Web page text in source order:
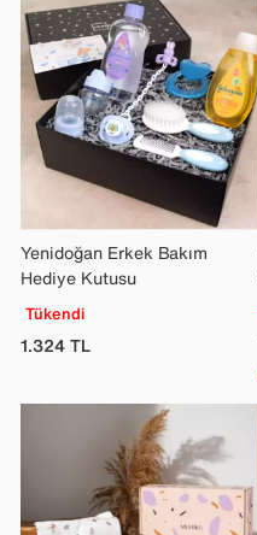
Yenidoğan Erkek Bakım
Hediye Kutusu
Tükendi
1.324TL